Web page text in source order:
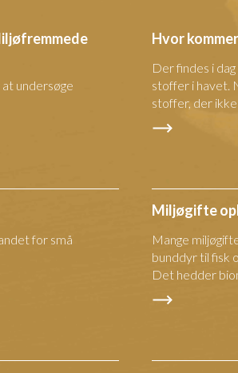
undersøge
Hvor
Der findes i
stoffer i havet.
stoffer, der
for små
Miljøgifte
Mange
bunddyr til fisk
Det hedder